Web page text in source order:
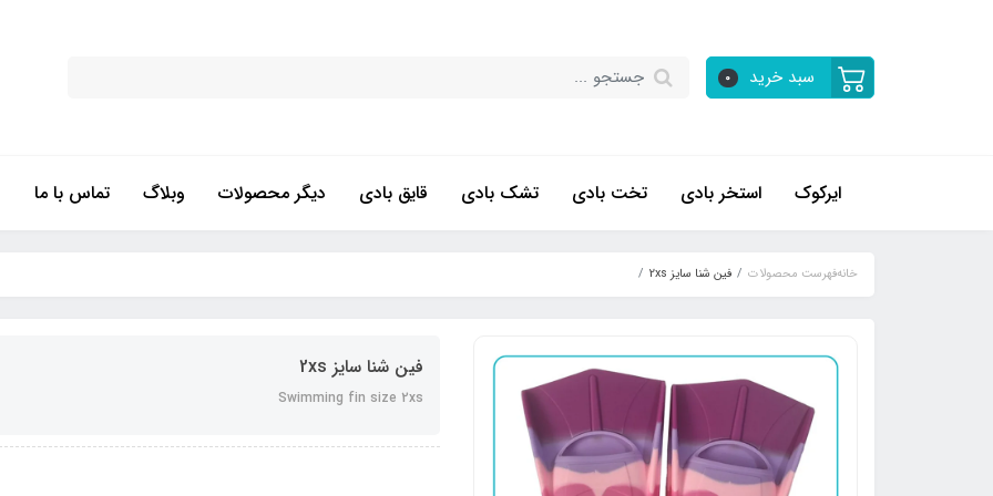
سبد خرید 0
ایرکوک استخر بادی تخت بادی تشک بادی قایق بادی دیگر محصولات وبلاگ تماس با ما
خانهفهرست محصولات فین شنا سایز 2xs
فین شنا سایز 2xs
Swimming fin size 2xs